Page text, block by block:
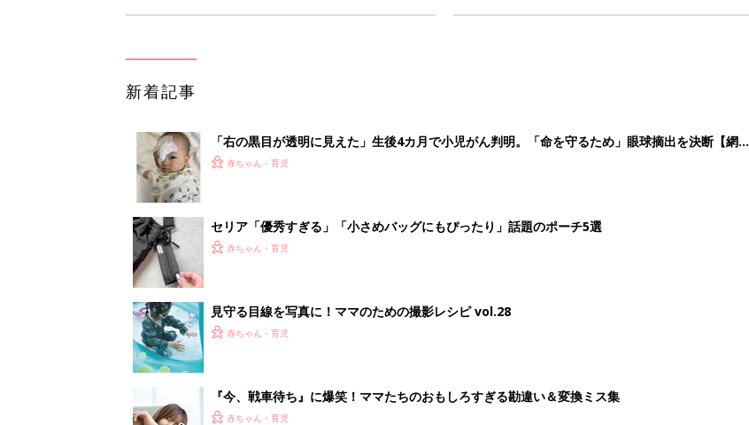
新着記事
「右の黒目が透明に見えた」生後4カ月で小児がん判明。「命を守るため」眼球摘出を決断【網膜
芽細胞腫】
赤ちゃん・育児
セリア「優秀すぎる」「小さめバッグにもぴったり」話題のポーチ5選
赤ちゃん・育児
見守る目線を写真に！ママのための撮影レシピ vol.28
赤ちゃん・育児
『今、戦車待ち』に爆笑！ママたちのおもしろすぎる勘違い＆変換ミス集
赤ちゃん・育児